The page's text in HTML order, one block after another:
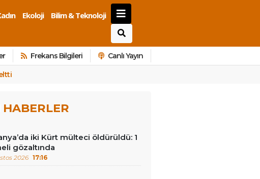
Ekoloji
Bilim & Teknoloji
Frekans Bilgileri Canlı Yayın
HABERLER
iki Kürt mülteci öldürüldü: 1
gözaltında
2026 17:16